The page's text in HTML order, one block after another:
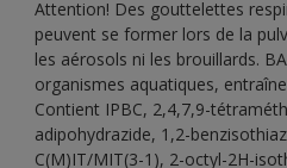
Attention! Des gouttelettes
peuvent se former lors de la
les aérosols ni les brouillards.
organismes aquatiques,
Contient IPBC, 2,4,7,9-
adipohydrazide, 1,2-
C(M)IT/MIT(3-1), 2-octyl-2H-